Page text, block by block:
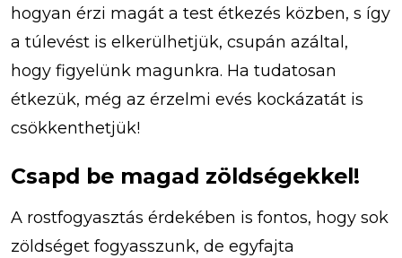
hogyan érzi magát a test étkezés közben, s így
a túlevést is elkerülhetjük, csupán azáltal,
hogy figyelünk magunkra. Ha tudatosan
étkezük, még az érzelmi evés kockázatát is
csökkenthetjük!
Csapd be magad zöldségekkel!
A rostfogyasztás érdekében is fontos, hogy sok
zöldséget fogyasszunk, de egyfajta